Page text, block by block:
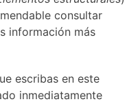
consultar
información más
escribas en este
inmediatamente